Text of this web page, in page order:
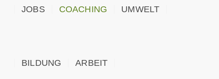
JOBS COACHING UMWELT
BILDUNG ARBEIT